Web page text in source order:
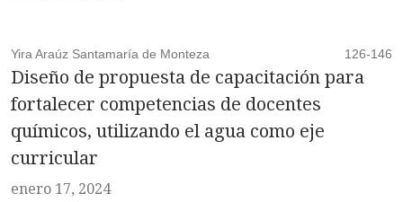
Yira Araúz Santamaría de Monteza 126-146
Diseño de propuesta de capacitación para
fortalecer competencias de docentes
químicos, utilizando el agua como eje
curricular
enero 17, 2024